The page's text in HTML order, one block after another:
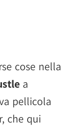
cose nella
a
pellicola
che qui